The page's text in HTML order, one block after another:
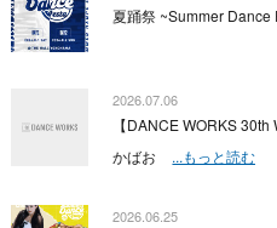
夏踊祭 ~Summer Dance
2026.07.06
【DANCE WORKS
かばお
...もっと読む
2026.06.25